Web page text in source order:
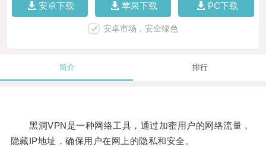
安卓下载 苹果下载 PC下载
安卓市场，安全绿色
简介 排行
黑洞VPN是一种网络工具，通过加密用户的网络流量，
隐藏IP地址，确保用户在网上的隐私和安全。